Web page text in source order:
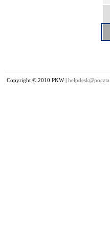
Copyright © 2010 PKW |